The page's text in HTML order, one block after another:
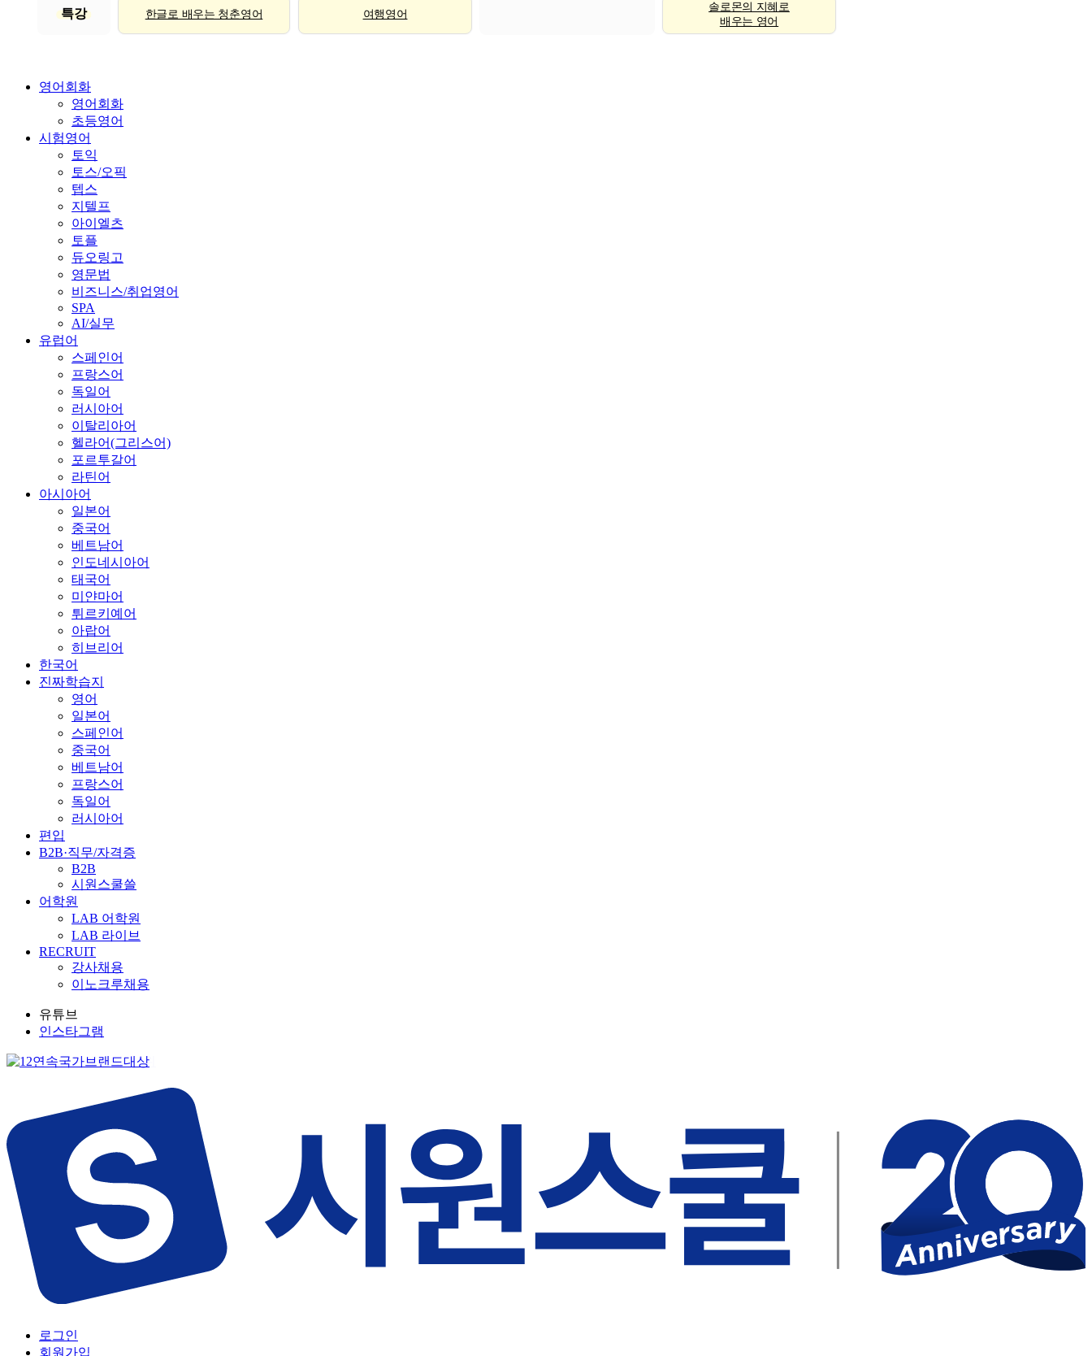
특강 한글로 배우는 청춘영어 여행영어
솔로몬의 지혜로
배우는 영어
영어회화
영어회화
초등영어
시험영어
토익
토스/오픽
텝스
지텔프
아이엘츠
토플
듀오링고
영문법
비즈니스/취업영어
SPA
AI/실무
유럽어
스페인어
프랑스어
독일어
러시아어
이탈리아어
헬라어(그리스어)
포르투갈어
라틴어
아시아어
일본어
중국어
베트남어
인도네시아어
태국어
미얀마어
튀르키예어
아랍어
히브리어
한국어
진짜학습지
영어
일본어
스페인어
중국어
베트남어
프랑스어
독일어
러시아어
편입
B2B·직무/자격증
B2B
시원스쿨쓸
어학원
LAB 어학원
LAB 라이브
RECRUIT
강사채용
이노크루채용
유튜브
인스타그램
로그인
회원가입